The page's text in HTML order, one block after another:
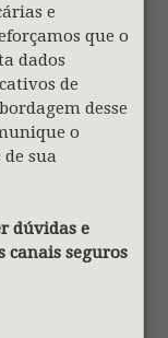
e
que o
dados
de
desse
o
sua
dúvidas e
canais seguros